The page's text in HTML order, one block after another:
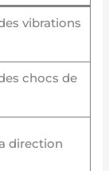
vibrations
chocs de
direction